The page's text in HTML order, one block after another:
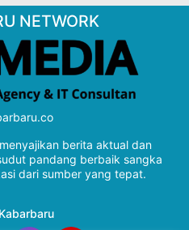
NETWORK
berita aktual dan
pandang berbaik sangka
dari sumber yang tepat.